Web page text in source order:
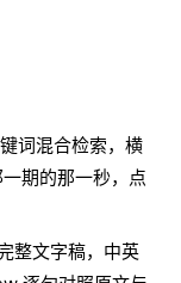
词混合检索，横
期的那一秒，点
整文字稿，中英